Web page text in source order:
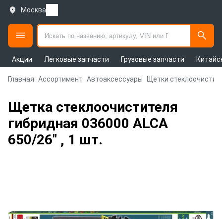
Москва
Акции Легковые запчасти Грузовые запчасти
Главная Ассортимент Автоаксессуары Щетки
Щетка стеклоочистителя
гибридная 036000 ALCA
650/26" , 1 шт.